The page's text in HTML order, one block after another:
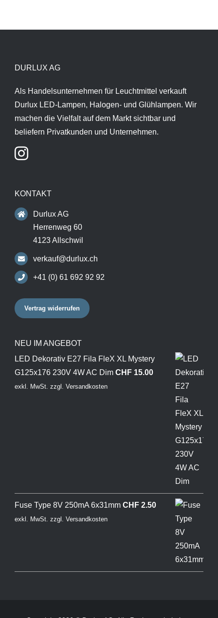
DURLUX AG
Als Handelsunternehmen für Leuchtmittel verkauft
Durlux LED-Lampen, Halogen- und Glühlampen. Wir
machen die Vielfalt auf dem Markt sichtbar und
beliefern Privatkunden und Unternehmen.
KONTAKT
Durlux AG
Herrenweg 60
4123 Allschwil
verkauf@durlux.ch
+41 (0) 61 692 92 92
Vertrag widerrufen
NEU IM ANGEBOT
LED Dekorativ E27 Fila FleX XL Mystery
G125x176 230V 4W AC Dim CHF15.00
exkl. MwSt. zzgl. Versandkosten
Fuse Type 8V 250mA 6x31mm CHF2.50
exkl. MwSt. zzgl. Versandkosten